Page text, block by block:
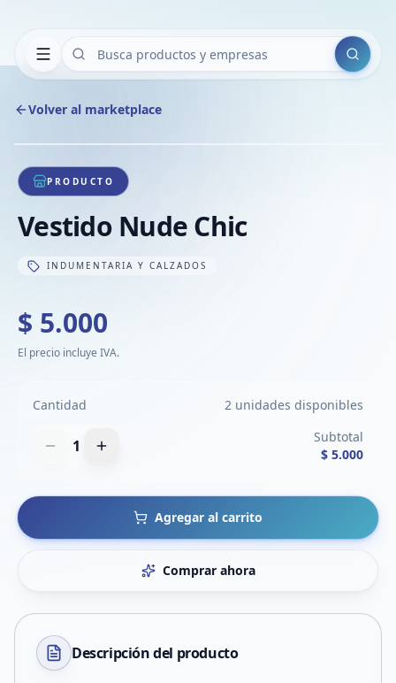
Buscar
Volver al marketplace
1/1
PRODUCTO
Vestido Nude Chic
INDUMENTARIA Y CALZADOS
$ 5.000
El precio incluye IVA.
Cantidad 2 unidades disponibles
1
Subtotal
$ 5.000
Agregar al carrito
Comprar ahora
Descripción del producto